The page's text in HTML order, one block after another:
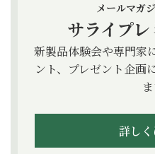
メールマガ
サライプ
新製品体験会や専門家
ント、プレゼント企画
ま
詳し